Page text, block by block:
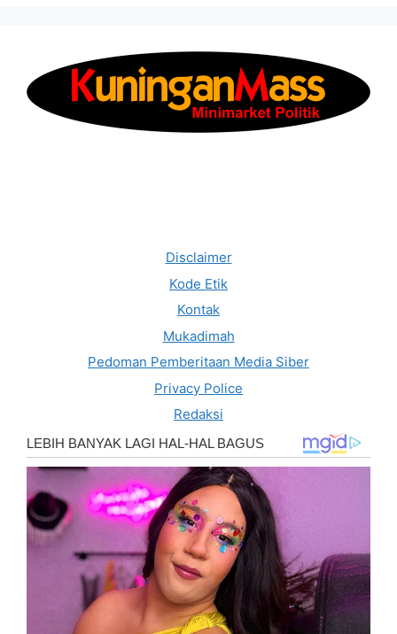
Disclaimer
Kode Etik
Kontak
Mukadimah
Pedoman Pemberitaan Media Siber
Privacy Police
Redaksi